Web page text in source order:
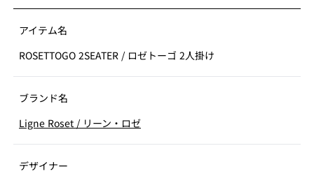
アイテム名
ROSETTOGO 2SEATER / ロゼトーゴ 2人掛け
ブランド名
Ligne Roset / リーン・ロゼ
デザイナー